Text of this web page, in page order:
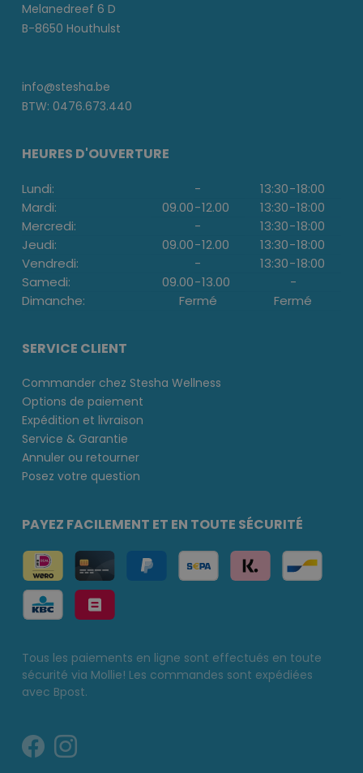
Melanedreef 6 D
B-8650 Houthulst
info@stesha.be
BTW: 0476.673.440
HEURES D'OUVERTURE
Lundi: - 13:30-18:00
Mardi:
09.00-12.00 13:30-18:00
Mercredi:
- 13:30-18:00
Jeudi:
09.00-12.00 13:30-18:00
Vendredi:
- 13:30-18:00
Samedi:
09.00-13.00
-
Dimanche:
Fermé Fermé
SERVICE CLIENT
Commander chez Stesha Wellness
Options de paiement
Expédition et livraison
Service & Garantie
Annuler ou retourner
Posez votre question
PAYEZ FACILEMENT ET EN TOUTE SÉCURITÉ
Tous les paiements en ligne sont effectués en toute
sécurité via Mollie! Les commandes sont expédiées
avec Bpost.